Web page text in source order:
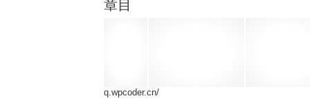
章目
q.wpcoder.cn/